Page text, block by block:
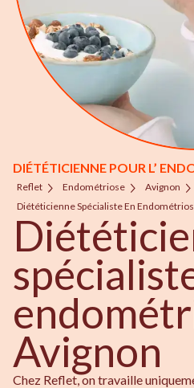
DIÉTÉTICIENNE POUR L’
Reflet Endométriose
Avignon
Diététicienne Spécialiste En
Avignon
Chez Reflet, on travaille